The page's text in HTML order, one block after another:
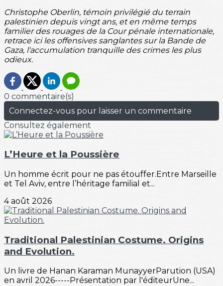
Christophe Oberlin, témoin privilégié du terrain
palestinien depuis vingt ans, et en même temps
familier des rouages de la Cour pénale internationale,
retrace ici les offensives sanglantes sur la Bande de
Gaza, l'accumulation tranquille des crimes les plus
odieux.
0 commentaire(s)
Connectez-vous pour laisser un commentaire
Consultez également
L’Heure et la Poussière
Un homme écrit pour ne pas étouffer.Entre Marseille
et Tel Aviv, entre l’héritage familial et...
4 août 2026
Traditional Palestinian Costume. Origins
and Evolution.
Un livre de Hanan Karaman MunayyerParution (USA)
en avril 2026-----Présentation par l'éditeurUne...